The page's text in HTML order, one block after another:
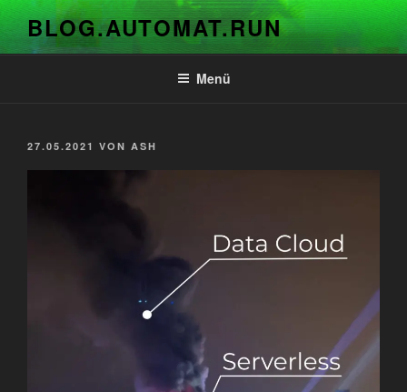
Zum
Inhalt
springen
BLOG.AUTOMAT.RUN
Menü
VERÖFFENTLICHT
27.05.2021 VON ASH